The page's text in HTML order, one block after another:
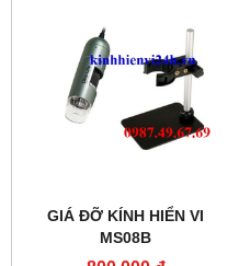
GIÁ ĐỠ KÍNH HIỂN VI
MS08B